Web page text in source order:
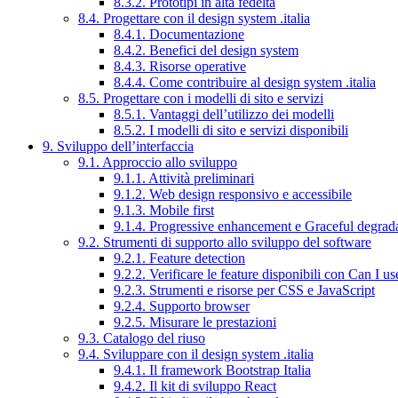
8.4. Progettare con il design system .italia
8.4.1. Documentazione
8.4.2. Benefici del design system
8.4.3. Risorse operative
8.4.4. Come contribuire al design system .italia
8.5. Progettare con i modelli di sito e servizi
8.5.1. Vantaggi dell’utilizzo dei modelli
8.5.2. I modelli di sito e servizi disponibili
9. Sviluppo dell’interfaccia
9.1. Approccio allo sviluppo
9.1.1. Attività preliminari
9.1.2. Web design responsivo e accessibile
9.1.3. Mobile first
9.1.4. Progressive enhancement e Graceful
9.2. Strumenti di supporto allo sviluppo del software
9.2.1. Feature detection
9.2.2. Verificare le feature disponibili con Can I
9.2.3. Strumenti e risorse per CSS e JavaScript
9.2.4. Supporto browser
9.2.5. Misurare le prestazioni
9.3. Catalogo del riuso
9.4. Sviluppare con il design system .italia
9.4.1. Il framework Bootstrap Italia
9.4.2. Il kit di sviluppo React